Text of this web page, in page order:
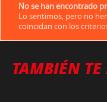
No se han encontrado
Lo sentimos, pero no
coincidan con los
TAMBIÉN